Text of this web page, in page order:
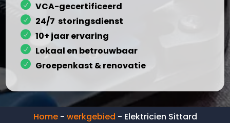
VCA-gecertificeerd
24/7 storingsdienst
10+ jaar ervaring
Lokaal en betrouwbaar
Groepenkast & renovatie
Home- werkgebied - Elektricien Sittard